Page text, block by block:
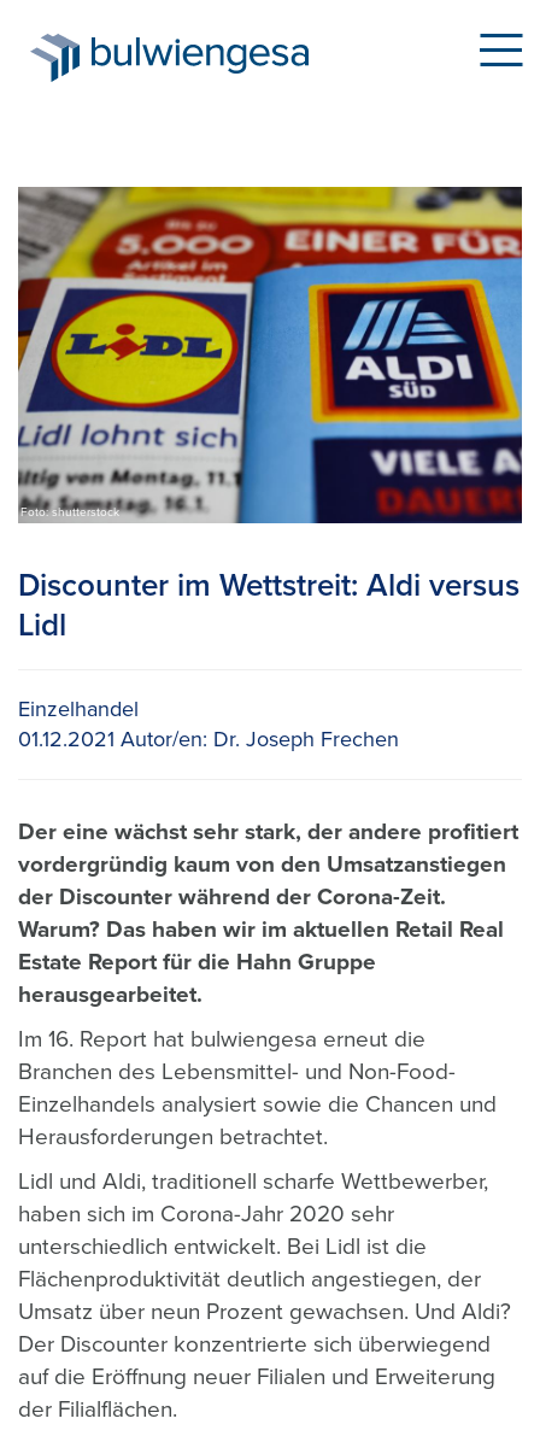
Direkt
zum
Inhalt
Foto: shutterstock
Discounter im Wettstreit: Aldi versus
Lidl
Einzelhandel
01.12.2021 Autor/en: Dr. Joseph Frechen
Der eine wächst sehr stark, der andere profitiert
vordergründig kaum von den Umsatzanstiegen
der Discounter während der Corona-Zeit.
Warum? Das haben wir im aktuellen Retail Real
Estate Report für die Hahn Gruppe
herausgearbeitet.
Im 16. Report hat bulwiengesa erneut die
Branchen des Lebensmittel- und Non-Food-
Einzelhandels analysiert sowie die Chancen und
Herausforderungen betrachtet.
Lidl und Aldi, traditionell scharfe Wettbewerber,
haben sich im Corona-Jahr 2020 sehr
unterschiedlich entwickelt. Bei Lidl ist die
Flächenproduktivität deutlich angestiegen, der
Umsatz über neun Prozent gewachsen. Und Aldi?
Der Discounter konzentrierte sich überwiegend
auf die Eröffnung neuer Filialen und Erweiterung
der Filialflächen.